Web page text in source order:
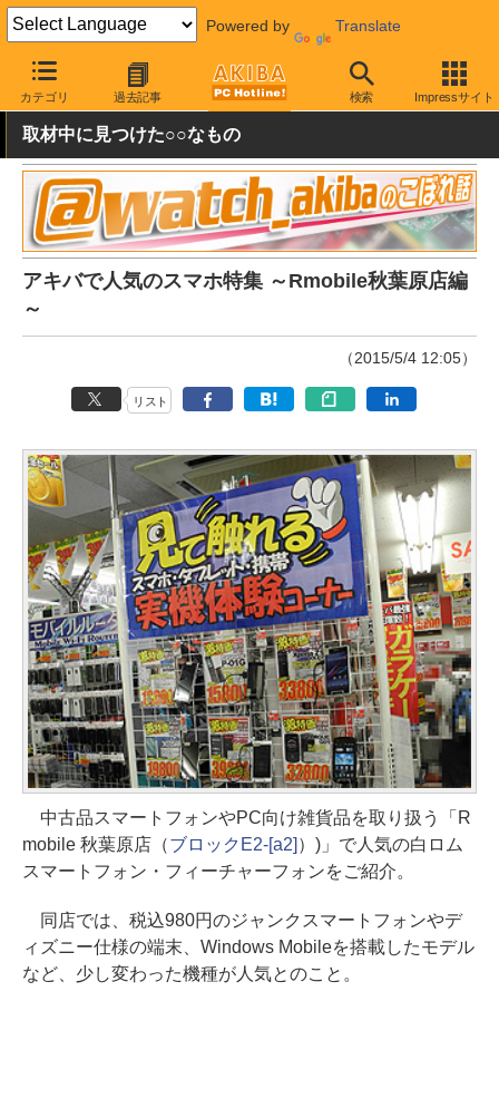
Powered by Translate
カテゴリ 過去記事 検索 Impressサイト
AKIBA PC Hotline! モバイル スマートフォン その他
取材中に見つけた○○なもの
アキバで人気のスマホ特集 ～Rmobile秋葉原店編
～
（2015/5/4 12:05）
リスト
中古品スマートフォンやPC向け雑貨品を取り扱う「R
mobile 秋葉原店（ブロックE2-[a2] ）)」で人気の白ロム
スマートフォン・フィーチャーフォンをご紹介。
同店では、税込980円のジャンクスマートフォンやデ
ィズニー仕様の端末、Windows Mobileを搭載したモデル
など、少し変わった機種が人気とのこと。